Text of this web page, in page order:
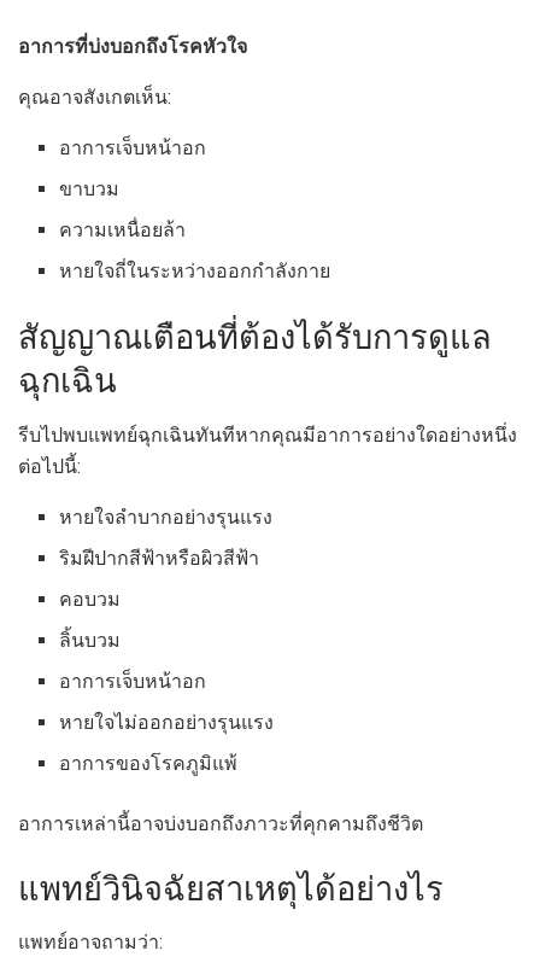
อาการที่บ่งบอกถึงโรคหัวใจ
คุณอาจสังเกตเห็น:
อาการเจ็บหน้าอก
ขาบวม
ความเหนื่อยล้า
หายใจถี่ในระหว่างออกกำลังกาย
สัญญาณเตือนที่ต้องได้รับการดูแล
ฉุกเฉิน
รีบไปพบแพทย์ฉุกเฉินทันทีหากคุณมีอาการอย่างใดอย่างหนึ่ง
ต่อไปนี้:
หายใจลำบากอย่างรุนแรง
ริมฝีปากสีฟ้าหรือผิวสีฟ้า
คอบวม
ลิ้นบวม
อาการเจ็บหน้าอก
หายใจไม่ออกอย่างรุนแรง
อาการของโรคภูมิแพ้
อาการเหล่านี้อาจบ่งบอกถึงภาวะที่คุกคามถึงชีวิต
แพทย์วินิจฉัยสาเหตุได้อย่างไร
แพทย์อาจถามว่า: